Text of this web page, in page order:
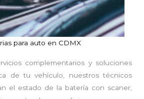
para auto en CDMX
complementarios y soluciones
de tu vehículo, nuestros técnicos
el estado de la batería con scaner,